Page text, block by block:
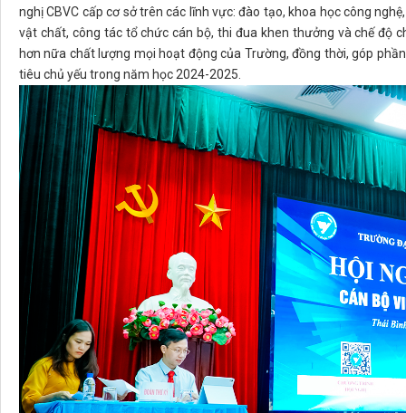
nghị CBVC cấp cơ sở trên các lĩnh vực: đào tạo, khoa học công
vật chất, công tác tổ chức cán bộ, thi đua khen thưởng và chế độ
hơn nữa chất lượng mọi hoạt động của Trường, đồng thời, góp
tiêu chủ yếu trong năm học 2024-2025.